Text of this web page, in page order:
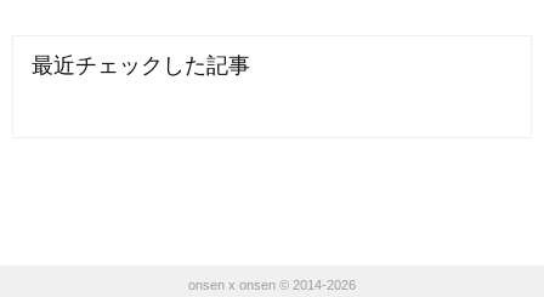
最近チェックした記事
onsen x onsen © 2014-2026